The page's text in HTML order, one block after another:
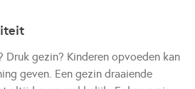
Druk gezin? Kinderen opvoeden kan
geven. Een gezin draaiende